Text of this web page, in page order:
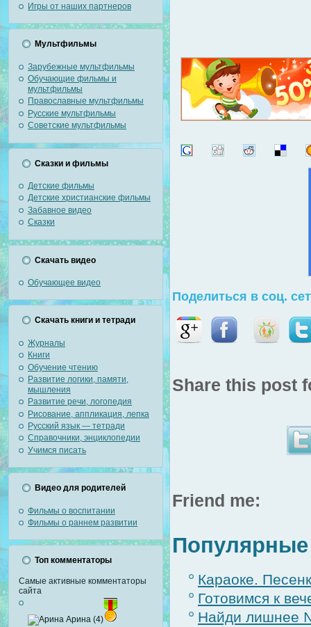
Игры от наших партнеров
Мультфильмы
Зарубежные мультфильмы
Обучающие фильмы и
мультфильмы
Православные мультфильмы
Русские мультфильмы
Советские мультфильмы
Сказки и фильмы
Детские фильмы
Детские христианские фильмы
Забавное видео
Сказки
Скачать видео
Обучающее видео
Скачать книги и тетради
Журналы
Книги
Обучение чтению
Развитие логики, памяти,
мышления
Развитие речи, логопедия
Рисование, аппликация, лепка
Русский язык — тетради
Справочники, энциклопедии
Учимся писать
Видео для родителей
Фильмы о воспитании
Фильмы о раннем развитии
Топ комментаторы
Самые активные комментаторы
сайта
Арина (4)
Поделиться в соц.
Share this post
Friend me:
Популярные
Караоке.
Готовимся к
Найди лишнее